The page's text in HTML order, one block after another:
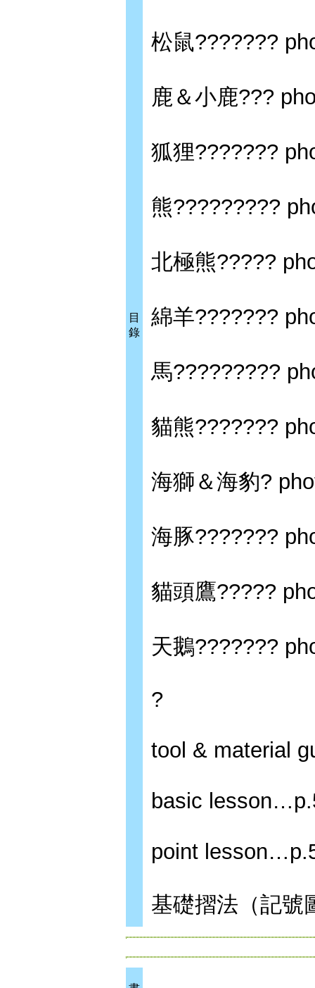
目
錄
松鼠???????
鹿＆小鹿???
狐狸???????
熊?????????
北極熊?????
綿羊???????
馬?????????
貓熊???????
海獅＆海豹?
海豚???????
貓頭鷹?????
天鵝???????
?
tool & material
basic
point
基礎摺法（記